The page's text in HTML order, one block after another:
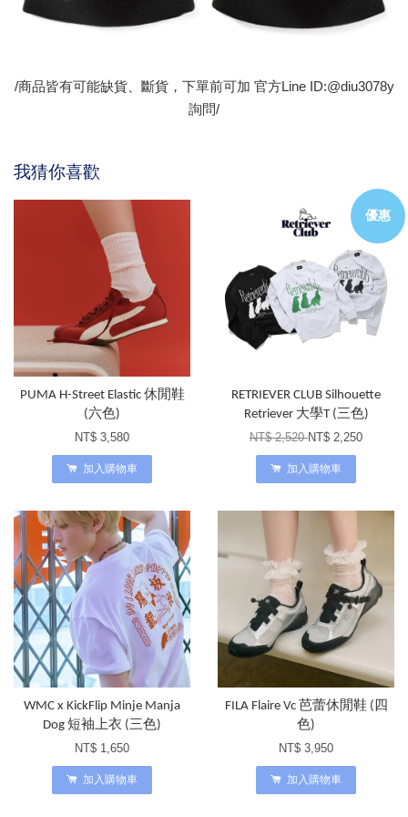
/商品皆有可能缺貨、斷貨，下單前可加 官方Line ID:@diu3078y
詢問/
我猜你喜歡
PUMA H-Street Elastic 休閒鞋
(六色)
NT$ 3,580
加入購物車
優惠
RETRIEVER CLUB Silhouette
Retriever 大學T (三色)
NT$ 2,520NT$ 2,250
加入購物車
WMC x KickFlip Minje Manja
Dog 短袖上衣 (三色)
NT$ 1,650
加入購物車
FILA Flaire Vc 芭蕾休閒鞋 (四
色)
NT$ 3,950
加入購物車